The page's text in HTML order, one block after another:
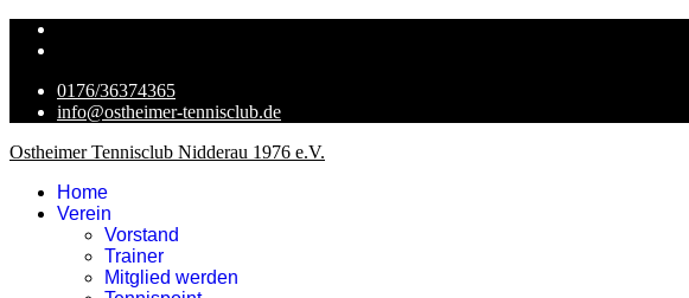
0176/36374365
info@ostheimer-tennisclub.de
Ostheimer Tennisclub Nidderau 1976 e.V.
Home
Verein
Vorstand
Trainer
Mitglied werden